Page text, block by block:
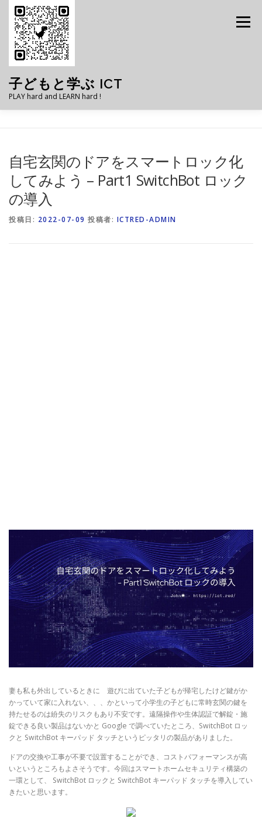
プ
子どもと学ぶ ICT
PLAY hard and LEARN hard !
メニュー
お問い合わせ プライバシーポリシー
自宅玄関のドアをスマートロック化
してみよう – Part1 SwitchBot ロック
の導入
投稿日: 2022-07-09 投稿者: ICTRED-ADMIN
妻も私も外出しているときに 遊びに出ていた子どもが帰宅したけど鍵がか
かっていて家に入れない、、、かといって小学生の子どもに常時玄関の鍵を
持たせるのは紛失のリスクもあり不安です。遠隔操作や生体認証で解錠・施
錠できる良い製品はないかと Google で調べていたところ、SwitchBot ロッ
クと SwitchBot キーパッド タッチというピッタリの製品がありました。
ドアの交換や工事が不要で設置することができ、コストパフォーマンスが高
いというところもよさそうです。今回はスマートホームセキュリティ構築の
一環として、 SwitchBot ロックと SwitchBot キーパッド タッチを導入してい
きたいと思います。